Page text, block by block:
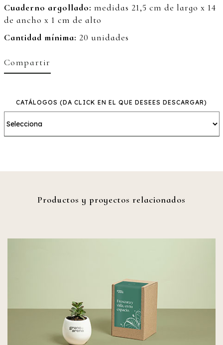
Cuaderno argollado: medidas 21,5 cm de largo x 14
de ancho x 1 cm de alto
Cantidad mínima: 20 unidades
Compartir
CATÁLOGOS (DA CLICK EN EL QUE DESEES DESCARGAR)
Productos y proyectos relacionados